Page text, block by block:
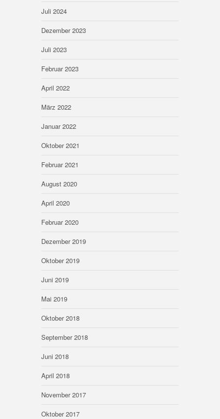
Juli 2024
Dezember 2023
Juli 2023
Februar 2023
April 2022
März 2022
Januar 2022
Oktober 2021
Februar 2021
August 2020
April 2020
Februar 2020
Dezember 2019
Oktober 2019
Juni 2019
Mai 2019
Oktober 2018
September 2018
Juni 2018
April 2018
November 2017
Oktober 2017